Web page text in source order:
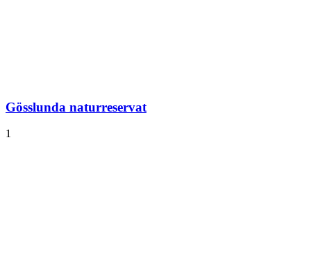
Gösslunda naturreservat
1